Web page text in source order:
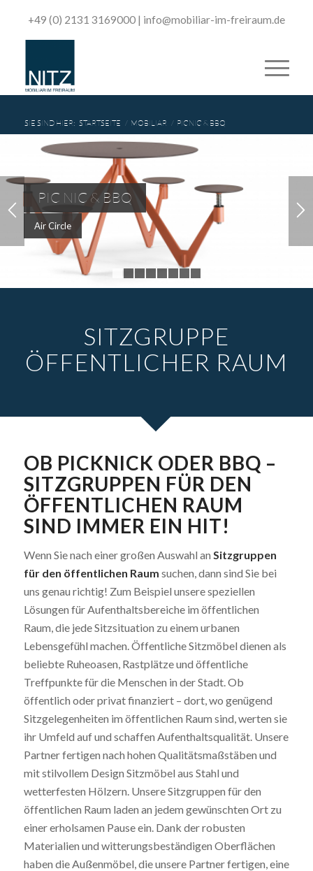
+49 (0) 2131 3169000| ­info@mobiliar-im-freiraum.de
SIE SIND HIER: STARTSEITE / MOBILIAR / PICNIC & BBQ
PIC NIC & BBQ
Air Circle
1 2
SITZGRUPPE
ÖFFENTLICHER RAUM
OB PICKNICK ODER BBQ –
SITZGRUPPEN FÜR DEN
ÖFFENTLICHEN RAUM
SIND IMMER EIN HIT!
Wenn Sie nach einer großen Auswahl an Sitzgruppen
für den öffentlichen Raum suchen, dann sind Sie bei
uns genau richtig! Zum Beispiel unsere speziellen
Lösungen für Aufenthaltsbereiche im öffentlichen
Raum, die jede Sitzsituation zu einem urbanen
Lebensgefühl machen. Öffentliche Sitzmöbel dienen als
beliebte Ruheoasen, Rastplätze und öffentliche
Treffpunkte für die Menschen in der Stadt. Ob
öffentlich oder privat finanziert – dort, wo genügend
Sitzgelegenheiten im öffentlichen Raum sind, werten sie
ihr Umfeld auf und schaffen Aufenthaltsqualität. Unsere
Partner fertigen nach hohen Qualitätsmaßstäben und
mit stilvollem Design Sitzmöbel aus Stahl und
wetterfesten Hölzern. Unsere Sitzgruppen für den
öffentlichen Raum laden an jedem gewünschten Ort zu
einer erholsamen Pause ein. Dank der robusten
Materialien und witterungsbeständigen Oberflächen
haben die Außenmöbel, die unsere Partner fertigen, eine